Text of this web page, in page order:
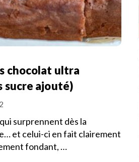
chocolat ultra
sucre ajouté)
2
surprennent dès la
et celui-ci en fait clairement
fondant, …